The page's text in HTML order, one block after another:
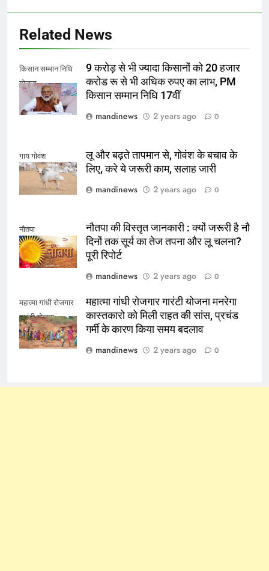
Related News
किसान सम्मान निधि
योजना
9 करोड़ से भी ज्यादा किसानों को 20 हजार
करोड रू से भी अधिक रुपए का लाभ, PM
किसान सम्मान निधि 17वीं
mandinews
2 years ago 0
गाय गोवंश
लू और बढ़ते तापमान से, गोवंश के बचाव के
लिए, करे ये जरूरी काम, सलाह जारी
mandinews
2 years ago 0
नौतपा
नौतपा की विस्तृत जानकारी : क्यों जरूरी है नौ
दिनों तक सूर्य का तेज तपना और लू चलना?
पूरी रिपोर्ट
mandinews
2 years ago 0
महात्मा गांधी रोजगार
गारंटी योजना
महात्मा गांधी रोजगार गारंटी योजना मनरेगा
कास्तकारो को मिली राहत की सांस, प्रचंड
गर्मी के कारण किया समय बदलाव
mandinews
2 years ago 0